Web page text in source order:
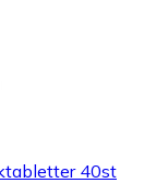
40st